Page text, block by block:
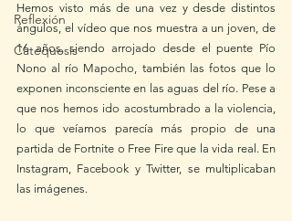
Reflexión
Catequesis
Hemos visto más de una vez y desde distintos
ángulos, el vídeo que nos muestra a un joven, de
16 años, siendo arrojado desde el puente Pío
Nono al río Mapocho, también las fotos que lo
exponen inconsciente en las aguas del río. Pese a
que nos hemos ido acostumbrado a la violencia,
lo que veíamos parecía más propio de una
partida de Fortnite o Free Fire que la vida real. En
Instagram, Facebook y Twitter, se multiplicaban
las imágenes.